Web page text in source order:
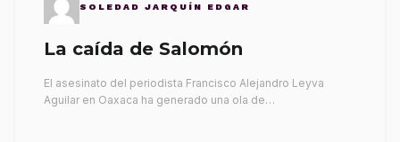
SOLEDAD JARQUÍN EDGAR
La caída de Salomón
El asesinato del periodista Francisco Alejandro Leyva
Aguilar en Oaxaca ha generado una ola de…